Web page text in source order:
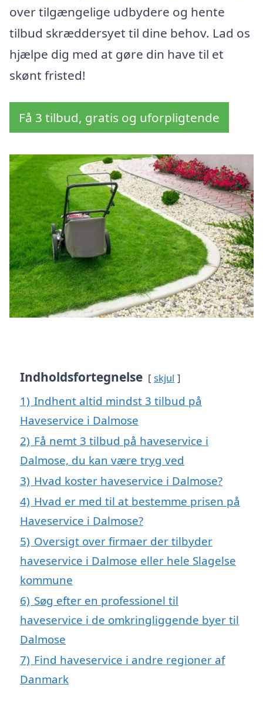
over tilgængelige udbydere og hente
tilbud skræddersyet til dine behov. Lad os
hjælpe dig med at gøre din have til et
skønt fristed!
Få 3 tilbud, gratis og uforpligtende
Indholdsfortegnelse skjul
1) Indhent altid mindst 3 tilbud på
Haveservice i Dalmose
2) Få nemt 3 tilbud på haveservice i
Dalmose, du kan være tryg ved
3) Hvad koster haveservice i Dalmose?
4) Hvad er med til at bestemme prisen på
Haveservice i Dalmose?
5) Oversigt over firmaer der tilbyder
haveservice i Dalmose eller hele Slagelse
kommune
6) Søg efter en professionel til
haveservice i de omkringliggende byer til
Dalmose
7) Find haveservice i andre regioner af
Danmark